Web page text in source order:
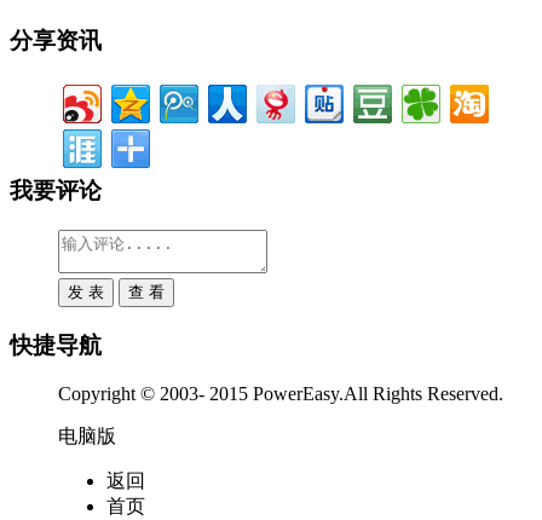
分享资讯
我要评论
快捷导航
Copyright © 2003- 2015 PowerEasy.All Rights Reserved.
电脑版
返回
首页